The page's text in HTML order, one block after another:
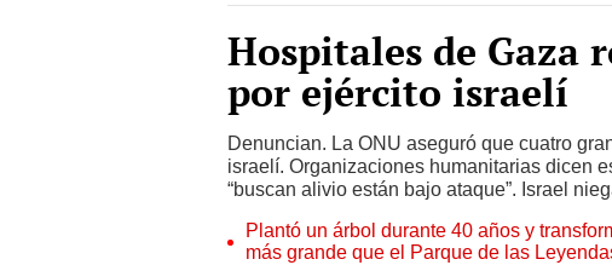
Hospitales de Gaza
por ejército israelí
Denuncian. La ONU aseguró que cuatro
israelí. Organizaciones humanitarias dicen
“buscan alivio están bajo ataque”. Israel
Plantó un árbol durante 40 años y
más grande que el Parque de las